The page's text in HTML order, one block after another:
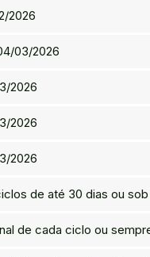
2026
03/2026
2026
2026
2026
de até 30 dias ou
de cada ciclo ou